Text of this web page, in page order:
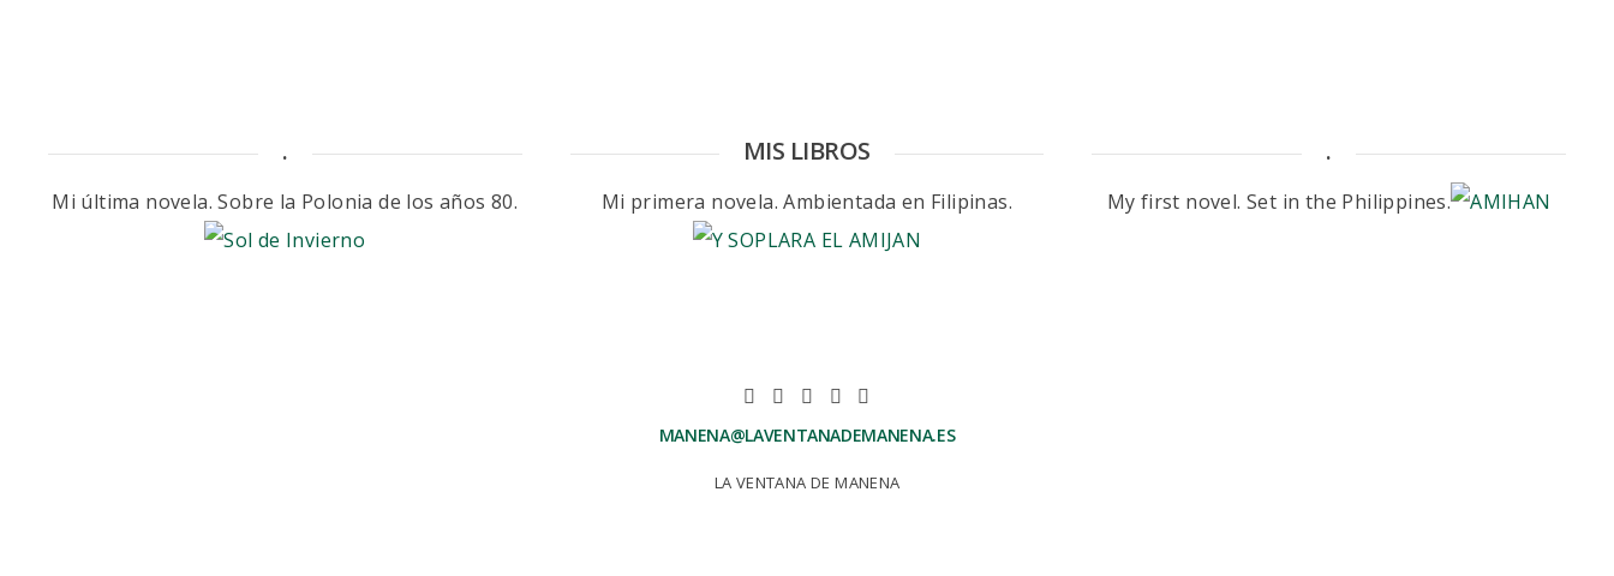
.
Mi última novela. Sobre la Polonia de los años 80.
MIS LIBROS
Mi primera novela. Ambientada en Filipinas.
.
My first novel. Set in the Philippines.
MANENA@LAVENTANADEMANENA.ES
LA VENTANA DE MANENA